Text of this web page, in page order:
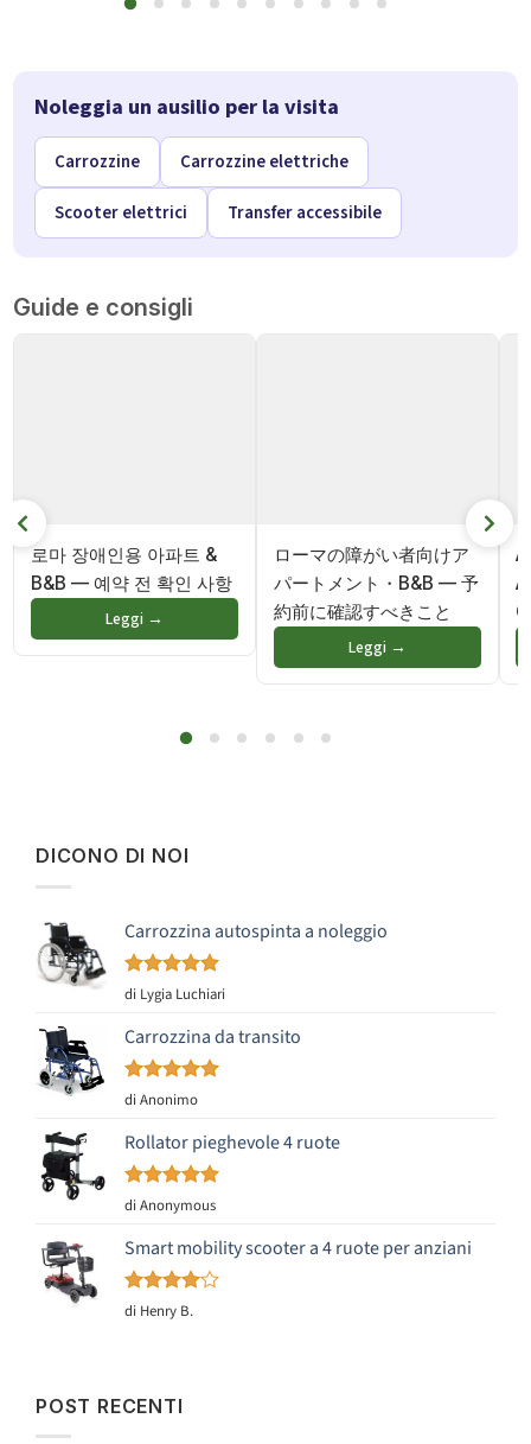
Noleggia un ausilio per la visita
Carrozzine Carrozzine elettriche
Scooter elettrici Transfer accessibile
Guide e consigli
로마 장애인용 아파트 &
B&B — 예약 전 확인 사항
Leggi →
ローマの障がい者向けア
パートメント・B&B — 予
約前に確認すべきこと
Leggi →
DICONO DI NOI
Carrozzina autospinta a noleggio
Valutato5
di Lygia Luchiari
Carrozzina da transito
Valutato5
di Anonimo
Rollator pieghevole 4 ruote
Valutato5
di Anonymous
Smart mobility scooter a 4 ruote per anziani
Valutato
di Henry B.
POST RECENTI